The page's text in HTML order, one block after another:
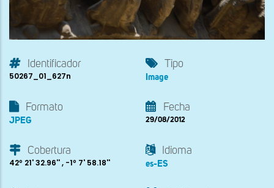
Identificador
50267_01_627n
Tipo
Image
Formato
JPEG
Fecha
29/08/2012
Cobertura
42º 21' 32.96'' , -1º 7' 58.18''
Idioma
es-ES